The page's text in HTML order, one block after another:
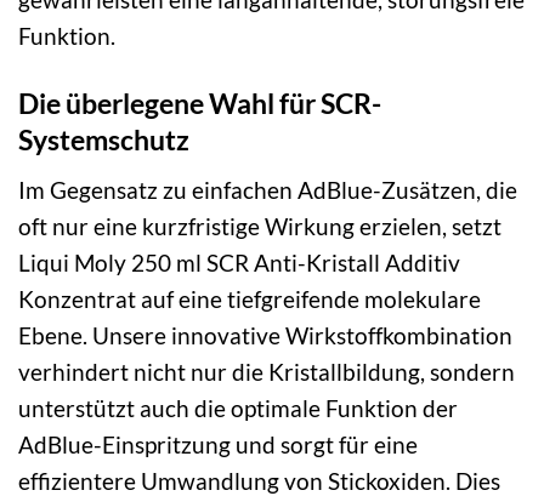
Funktion.
Die überlegene Wahl für SCR-
Systemschutz
Im Gegensatz zu einfachen AdBlue-Zusätzen, die
oft nur eine kurzfristige Wirkung erzielen, setzt
Liqui Moly 250 ml SCR Anti-Kristall Additiv
Konzentrat auf eine tiefgreifende molekulare
Ebene. Unsere innovative Wirkstoffkombination
verhindert nicht nur die Kristallbildung, sondern
unterstützt auch die optimale Funktion der
AdBlue-Einspritzung und sorgt für eine
effizientere Umwandlung von Stickoxiden. Dies